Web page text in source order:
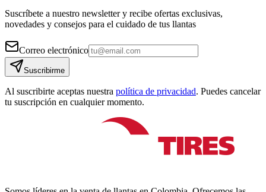
Suscríbete a nuestro newsletter y recibe ofertas exclusivas,
novedades y consejos para el cuidado de tus llantas
Correo electrónico
Suscribirme
Al suscribirte aceptas nuestra política de privacidad. Puedes cancelar
tu suscripción en cualquier momento.